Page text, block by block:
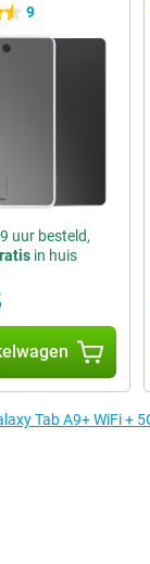
9
uur besteld,
in huis
Tab A9+ WiFi +